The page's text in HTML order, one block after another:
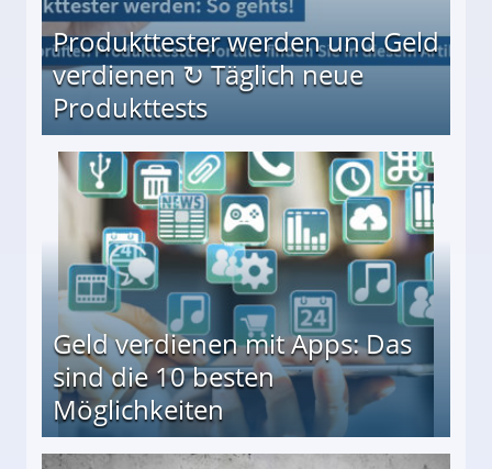
Produkttester werden und Geld
verdienen ↻ Täglich neue
Produkttests
↻ Täglich neue Produkttests
Geld verdienen mit Apps: Das
sind die 10 besten
Möglichkeiten
besten Möglichkeiten